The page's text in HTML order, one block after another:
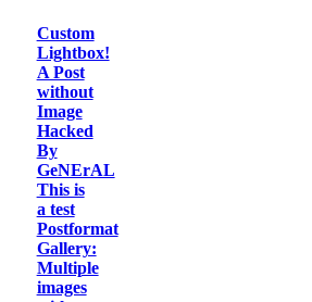
Custom
Lightbox!
A Post
without
Image
Hacked
By
GeNErAL
This is
a test
Postformat
Gallery:
Multiple
images